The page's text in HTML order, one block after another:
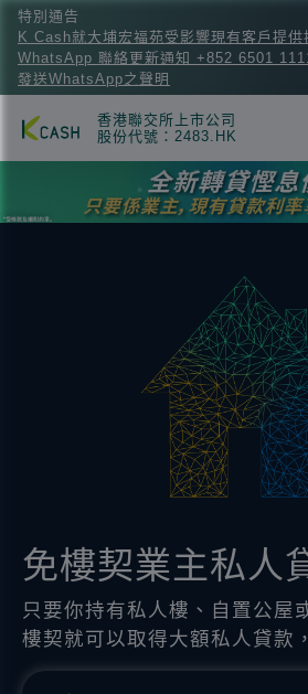
特別通告
K Cash就大埔宏福苑受影響現有客戶提供
WhatsApp 聯絡更新通知 +852 6501
發送WhatsApp之聲明
香港聯交所上市公司
股份代號：2483.HK
免樓契業主私人
只要你持有私人樓、自置公屋
樓契就可以取得大額私人貸款